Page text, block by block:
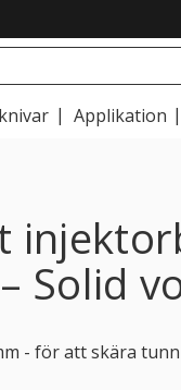
Applikation
Solid
- för att skära